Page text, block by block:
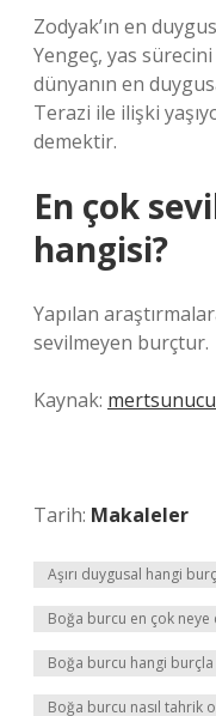
Zodyak’ın en
Yengeç, yas
dünyanın en
Terazi ile ilişki
demektir.
En çok
hangisi?
Yapılan
sevilmeyen burçtur.
Kaynak:
Tarih: Makaleler
Aşırı duygusal hangi burç
Boğa burcu en çok
Boğa burcu hangi
Boğa burcu nasıl tahrik